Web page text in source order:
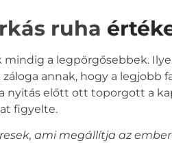
ruha
a legpörgősebbek.
annak, hogy a legjobb
nyitás előtt ott toporgott a
figyelte.
ami megállítja az